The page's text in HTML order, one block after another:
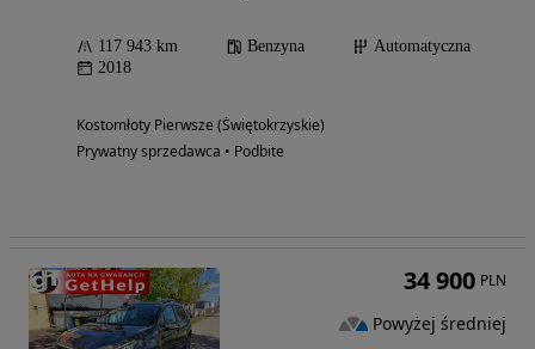
117 943 km Benzyna
Automatyczna
2018
Kostomłoty Pierwsze (Świętokrzyskie)
Prywatny sprzedawca • Podbite
34 900 PLN
Powyżej średniej